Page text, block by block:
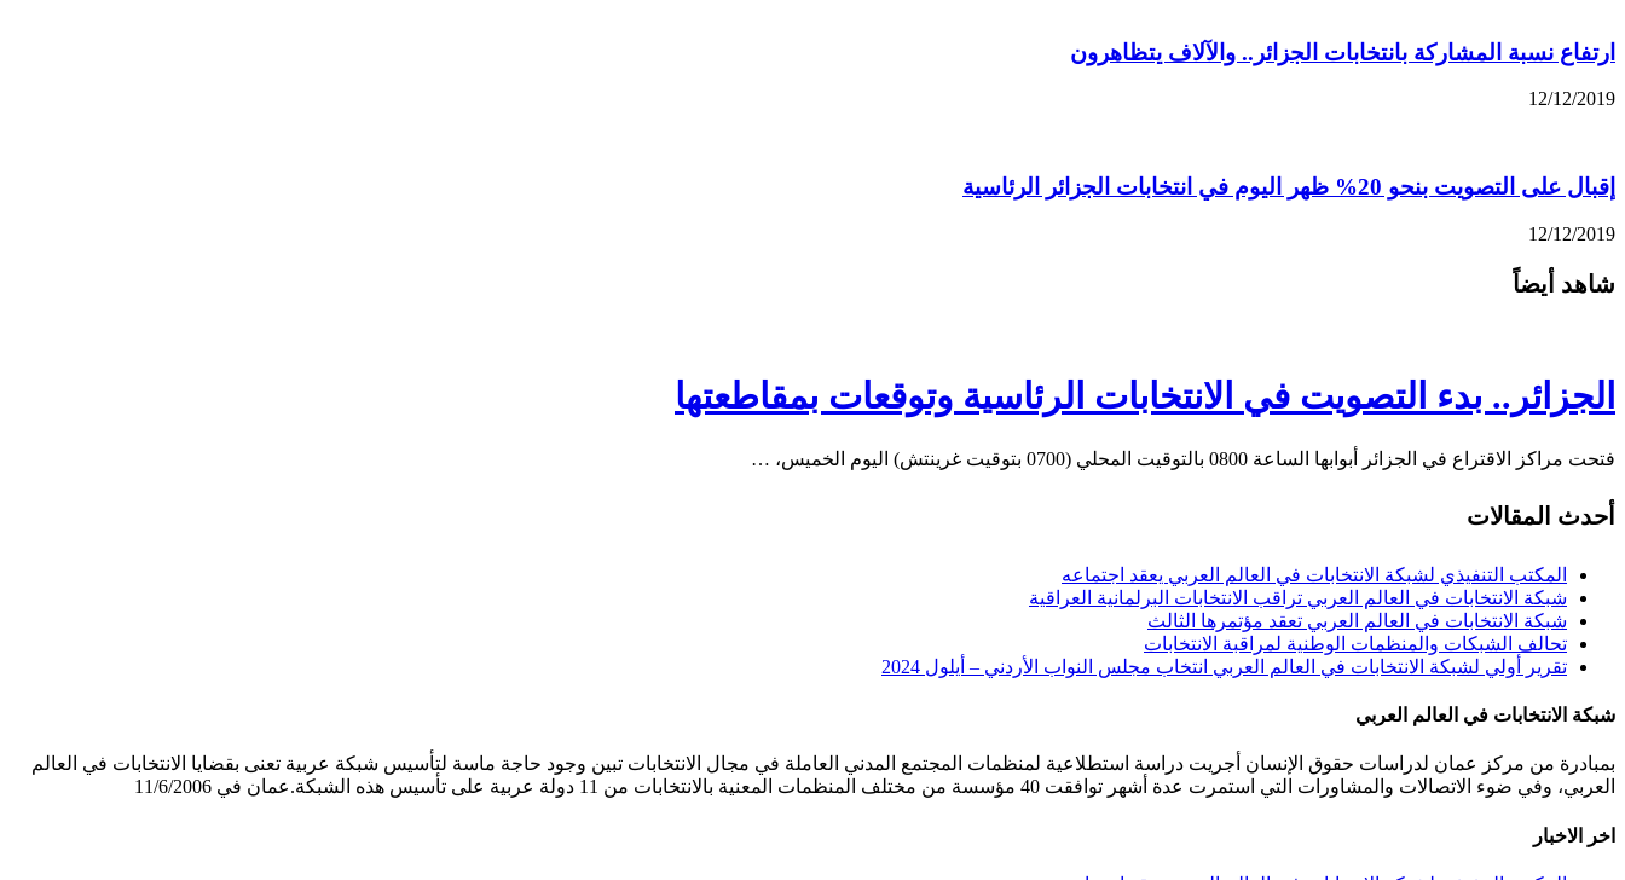
ارتفاع نسبة المشاركة بانتخابات الجزائر.. والآلاف يتظاهرون
12/12/2019
إقبال على التصويت بنحو 20% ظهر اليوم في انتخابات الجزائر الرئاسية
12/12/2019
شاهد أيضاً
الجزائر.. بدء التصويت في الانتخابات الرئاسية وتوقعات بمقاطعتها
فتحت مراكز الاقتراع في الجزائر أبوابها الساعة 0800 بالتوقيت المحلي (0700 بتوقيت غرينتش) اليوم الخميس، …
أحدث المقالات
المكتب التنفيذي لشبكة الانتخابات في العالم العربي يعقد اجتماعه
شبكة الانتخابات في العالم العربي تراقب الانتخابات البرلمانية العراقية
شبكة الانتخابات في العالم العربي تعقد مؤتمرها الثالث
تحالف الشبكات والمنظمات الوطنية لمراقبة الانتخابات
تقرير أولي لشبكة الانتخابات في العالم العربي انتخاب مجلس النواب الأردني – أيلول 2024
شبكة الانتخابات في العالم العربي
بمبادرة من مركز عمان لدراسات حقوق الإنسان أجريت دراسة استطلاعية لمنظمات المجتمع المدني العاملة في مجال الانتخابات تبين وجود حاجة ماسة لتأسيس شبكة عربية تعنى بقضايا الانتخابات في العالم
العربي، وفي ضوء الاتصالات والمشاورات التي استمرت عدة أشهر توافقت 40 مؤسسة من مختلف المنظمات المعنية بالانتخابات من 11 دولة عربية على تأسيس هذه الشبكة.عمان في 11/6/2006
اخر الاخبار